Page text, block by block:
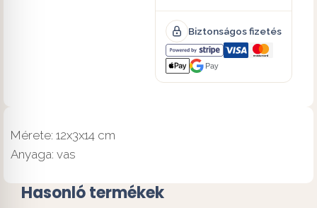
Biztonságos fizetés
Pay
Mérete: 12x3x14 cm
Anyaga: vas
Hasonló termékek